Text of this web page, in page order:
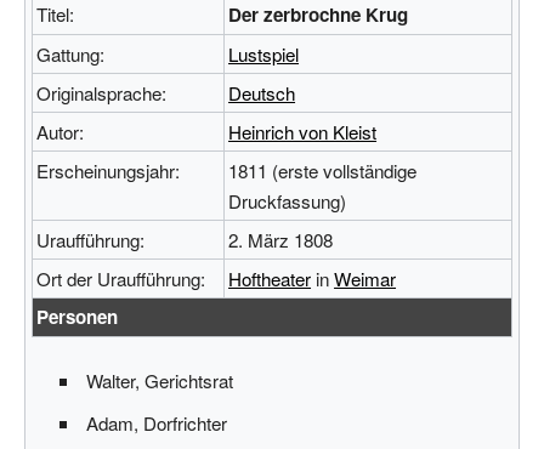
Titel: Der zerbrochne Krug
Gattung:
Lustspiel
Originalsprache:
Deutsch
Autor:
Heinrich von Kleist
Erscheinungsjahr:
1811 (erste vollständige
Druckfassung)
Uraufführung:
2. März 1808
Ort der Uraufführung:
Hoftheater inWeimar
Personen
Walter, Gerichtsrat
Adam, Dorfrichter